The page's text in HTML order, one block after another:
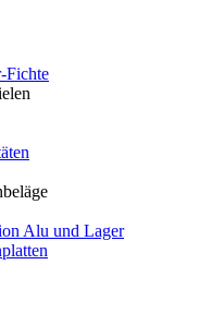
Fichte
Alu und Lager